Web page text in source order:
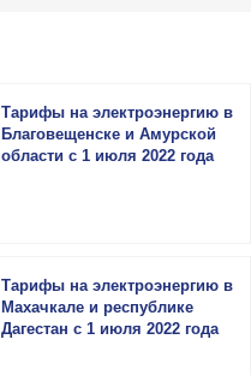
Тарифы на электроэнергию в
Благовещенске и Амурской
области с 1 июля 2022 года
Тарифы на электроэнергию в
Махачкале и республике
Дагестан с 1 июля 2022 года